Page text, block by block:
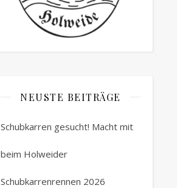
NEUSTE BEITRÄGE
Schubkarren gesucht! Macht mit
beim Holweider
Schubkarrenrennen 2026